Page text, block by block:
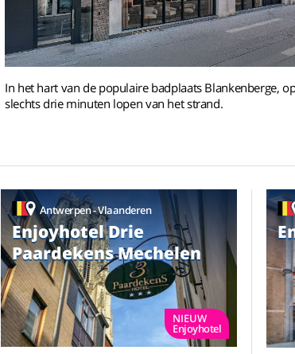
In het hart van de populaire badplaats Blankenberge,
slechts drie minuten lopen van het strand.
Antwerpen - Vlaanderen
Enjoyhotel Drie
Paardekens Mechelen
NIEUW
Enjoyhotel